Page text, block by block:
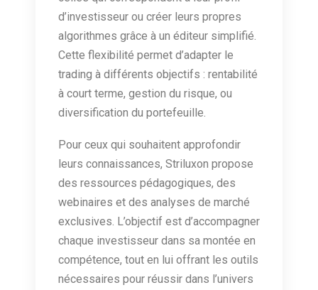
d’investisseur ou créer leurs propres
algorithmes grâce à un éditeur simplifié.
Cette flexibilité permet d’adapter le
trading à différents objectifs : rentabilité
à court terme, gestion du risque, ou
diversification du portefeuille.
Pour ceux qui souhaitent approfondir
leurs connaissances, Striluxon propose
des ressources pédagogiques, des
webinaires et des analyses de marché
exclusives. L’objectif est d’accompagner
chaque investisseur dans sa montée en
compétence, tout en lui offrant les outils
nécessaires pour réussir dans l’univers